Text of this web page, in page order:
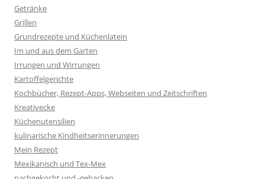
Getränke
Grillen
Grundrezepte und Küchenlatein
Im und aus dem Garten
Irrungen und Wirrungen
Kartoffelgerichte
Kochbücher, Rezept-Apps, Webseiten und Zeitschriften
Kreativecke
Küchenutensilien
kulinarische Kindheitserinnerungen
Mein Rezept
Mexikanisch und Tex-Mex